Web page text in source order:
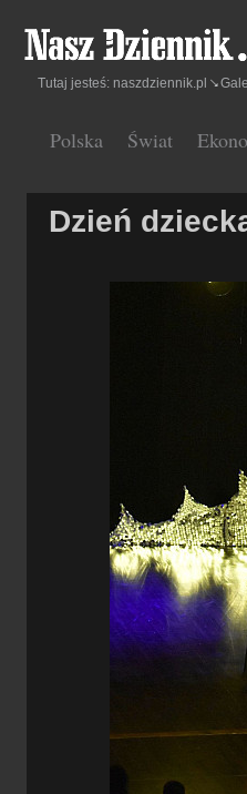
Polska Świat
Tutaj jesteś: naszdziennik.pl
Dzień